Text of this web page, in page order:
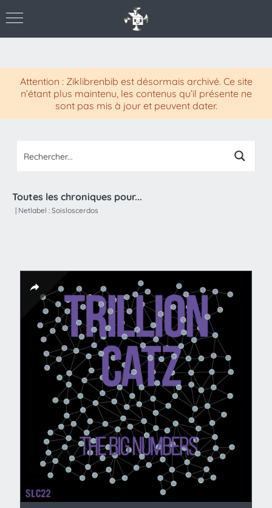
Attention : Ziklibrenbib est désormais archivé. Ce site
n’étant plus maintenu, les contenus qu’il présente ne
sont pas mis à jour et peuvent dater.
Toutes les chroniques pour...
| Netlabel : Soisloscerdos